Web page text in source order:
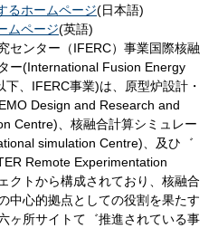
るホームページ(日本語)
ムページ(英語)
センター（IFERC）事業国際核融
ー(International Fusion Energy
、IFERC事業)は、原型炉設計・
Design and Research and
Centre)、核融合計算シミュレー
simulation Centre)、及ひ゛
Remote Experimentation
クトから構成されており、核融合
中心的拠点としての役割を果たす
ヶ所サイトて゛推進されている事